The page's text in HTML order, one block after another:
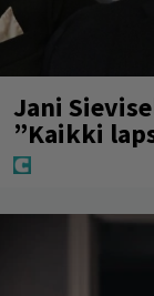
Jani
”Kaikki